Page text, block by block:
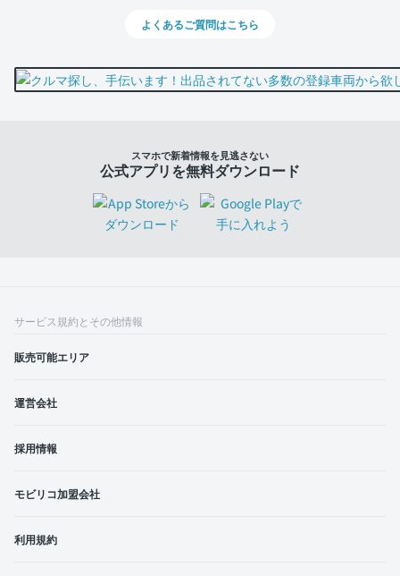
よくあるご質問はこちら
スマホで新着情報を見逃さない
公式アプリを無料ダウンロード
サービス規約とその他情報
販売可能エリア
運営会社
採用情報
モビリコ加盟会社
利用規約